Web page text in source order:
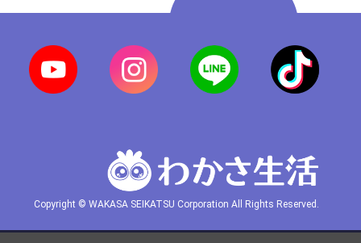
Copyright © WAKASA SEIKATSU Corporation All Rights Reserved.